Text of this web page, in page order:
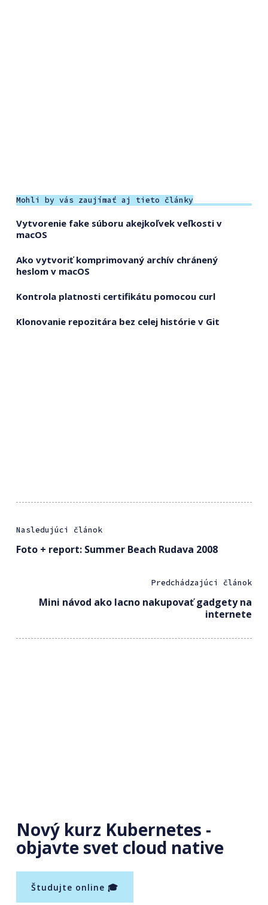
Mohli by vás zaujímať aj tieto články
Vytvorenie fake súboru akejkoľvek veľkosti v
macOS
Ako vytvoriť komprimovaný archív chránený
heslom v macOS
Kontrola platnosti certifikátu pomocou curl
Klonovanie repozitára bez celej histórie v Git
Nasledujúci článok
Foto + report: Summer Beach Rudava 2008
Predchádzajúci článok
Mini návod ako lacno nakupovať gadgety na
internete
Nový kurz Kubernetes -
objavte svet cloud native
Študujte online 🎓